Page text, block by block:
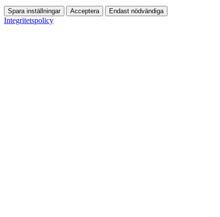
Spara inställningar Acceptera Endast nödvändiga
Integritetspolicy